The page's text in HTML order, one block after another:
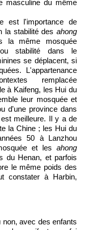
masculine du même
est l'importance de
la stabilité des ahong
la même mosquée
stabilité dans le
se déplacent, si
L'appartenance
remplacée
à Kaifeng, les Hui du
leur mosquée et
d'une province dans
meilleure. Il y a de
la Chine ; les Hui du
50 à Lanzhou
et les ahong
du Henan, et parfois
le même poids des
constater à Harbin,